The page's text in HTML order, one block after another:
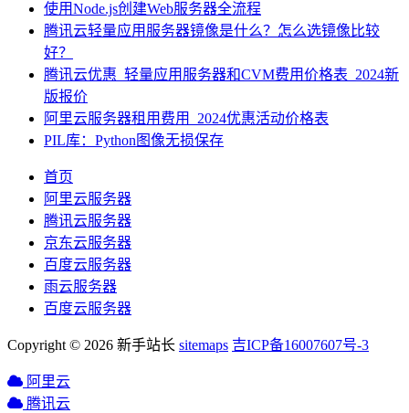
使用Node.js创建Web服务器全流程
腾讯云轻量应用服务器镜像是什么？怎么选镜像比较
好？
腾讯云优惠_轻量应用服务器和CVM费用价格表_2024新
版报价
阿里云服务器租用费用_2024优惠活动价格表
PIL库：Python图像无损保存
首页
阿里云服务器
腾讯云服务器
京东云服务器
百度云服务器
雨云服务器
百度云服务器
Copyright © 2026 新手站长 sitemaps 吉ICP备16007607号-3
阿里云
腾讯云